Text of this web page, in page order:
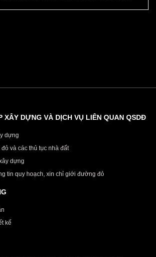
XÂY DỰNG VÀ DỊCH VỤ LIÊN QUAN QSDĐ
dựng
và các thủ tục nhà đất
dựng
tin quy hoạch, xin chỉ giới đường đỏ
kế